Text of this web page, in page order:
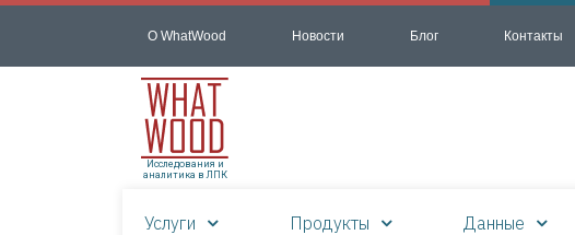
О WhatWood Новости Блог Контакты
Исследования и
аналитика в ЛПК
Услуги Продукты Данные